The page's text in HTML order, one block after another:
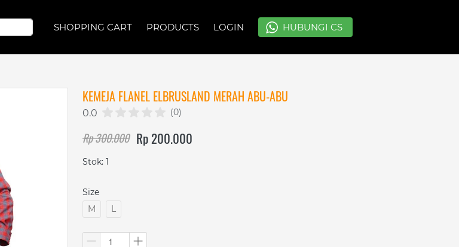
SHOPPING CART PRODUCTS LOGIN ` HUBUNGI CS
SHOPPING CART PRODUCTS LOGIN ` HUBUNGI CS
KEMEJA FLANEL ELBRUSLAND MERAH ABU-ABU
0.0 (0)
Rp 300.000 Rp 200.000
Stok: 1
Size
M
L